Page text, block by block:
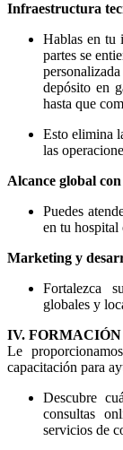
Infraestructura
Hablas en
partes se
depósito en
hasta que
Esto elimina
las
Alcance global
Puedes
en tu
Marketing y
Fortalezca
globales y
IV. FORMACIÓN
Le
capacitación para
Descubre
consultas
servicios de